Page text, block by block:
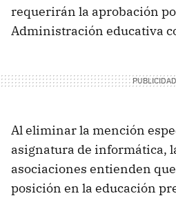
requerirán la aprobación
Administración educativa
Al eliminar la mención
asignatura de informática,
asociaciones entienden
posición en la educación